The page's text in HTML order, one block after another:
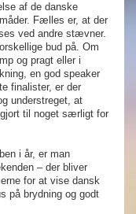
af de danske
Fælles er, at der
ved andre stævner.
bud på. Om
og pragt eller i
en god speaker
finalister, er der
understreget, at
til noget særligt for
i år, er man
– der bliver
for at vise dansk
på brydning og godt